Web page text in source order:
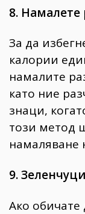
8.
За да
калории
намалите
като ние
знаци,
този метод
намаляване
9.
Ако обичате